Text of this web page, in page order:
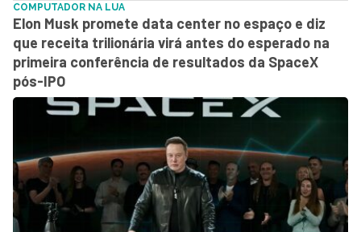
COMPUTADOR NA LUA
Elon Musk promete data center no espaço e diz
que receita trilionária virá antes do esperado na
primeira conferência de resultados da SpaceX
pós-IPO